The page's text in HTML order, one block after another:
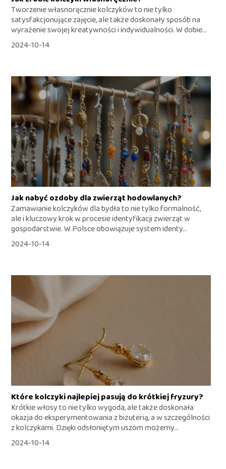
Tworzenie własnoręcznie kolczyków to nie tylko
satysfakcjonujące zajęcie, ale także doskonały sposób na
wyrażenie swojej kreatywności i indywidualności. W dobie...
2024-10-14
Jak nabyć ozdoby dla zwierząt hodowlanych?
Zamawianie kolczyków dla bydła to nie tylko formalność,
ale i kluczowy krok w procesie identyfikacji zwierząt w
gospodarstwie. W Polsce obowiązuje system identy...
2024-10-14
Które kolczyki najlepiej pasują do krótkiej fryzury?
Krótkie włosy to nie tylko wygoda, ale także doskonała
okazja do eksperymentowania z biżuterią, a w szczególności
z kolczykami. Dzięki odsłoniętym uszom możemy...
2024-10-14